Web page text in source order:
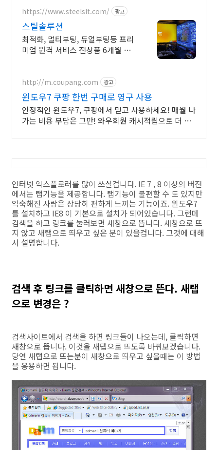
https://www.steelslt.com/ 광고
스틸솔루션
최적화, 멀티부팅, 듀얼부팅등 프리
미엄 원격 서비스 전상품 6개월 무
http://m.coupang.com 광고
윈도우7 쿠팡 한번 구매로 영구 사용
안정적인 윈도우7, 쿠팡에서 믿고 사용하세요! 매월 나
가는 비용 부담은 그만! 와우회원 캐시적립으로 더 알
인터넷 익스플로러를 많이 쓰실겁니다. IE 7 , 8 이상의 버전
에서는 탭기능을 제공합니다. 탭기능이 불편할 수 도 있지만
익숙해진 사람은 상당히 편하게 느끼는 기능이죠. 윈도우7
를 설치하고 IE8 이 기본으로 설치가 되어있습니다. 그런데
검색을 하고 링크를 눌러보면 새창으로 뜹니다. 새창으로 뜨
지 않고 새탭으로 띄우고 싶은 분이 있을겁니다. 그것에 대해
서 설명합니다.
검색 후 링크를 클릭하면 새창으로 뜬다. 새탭
으로 변경은 ?
검색사이트에서 검색을 하면 링크들이 나오는데, 클릭하면
새창으로 뜹니다. 이것을 새탭으로 뜨도록 바꿔보겠습니다.
당연 새탭으로 뜨는분이 새창으로 띄우고 싶을때는 이 방법
을 응용하면 됩니다.